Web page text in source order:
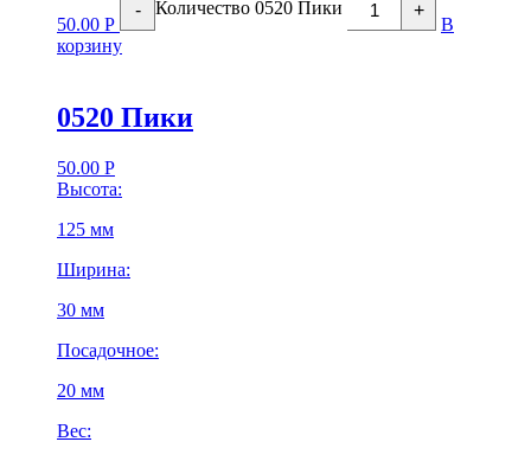
50.00 Р
- Количество 0520 Пики +
В
корзину
0520 Пики
50.00 Р
Высота:
125 мм
Ширина:
30 мм
Посадочное:
20 мм
Вес: